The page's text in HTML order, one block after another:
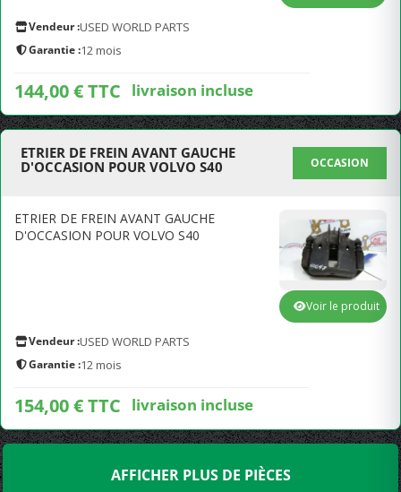
Vendeur :USED WORLD PARTS
Garantie :12 mois
144,00 € TTC livraison incluse
ETRIER DE FREIN AVANT GAUCHE
D'OCCASION POUR VOLVO S40
OCCASION
ETRIER DE FREIN AVANT GAUCHE
D'OCCASION POUR VOLVO S40
Vendeur :USED WORLD PARTS
Garantie :12 mois
154,00 € TTC livraison incluse
Voir le produit
AFFICHER PLUS DE PIÈCES